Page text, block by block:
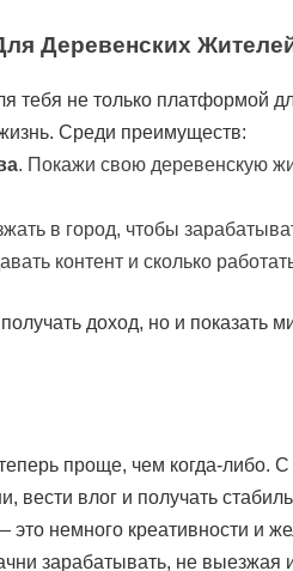
Деревенских
тебя не только платформой
Среди преимуществ:
. Покажи свою деревенскую
в город, чтобы
контент и сколько
доход, но и показать
проще, чем когда-либо.
влог и получать
немного креативности и
зарабатывать, не выезжая